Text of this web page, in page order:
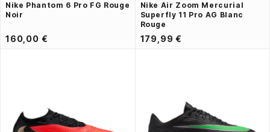
Nike Phantom 6 Pro FG Rouge
Noir
160,00 €
Nike Air Zoom Mercurial
Superfly 11 Pro AG Blanc
Rouge
179,99 €